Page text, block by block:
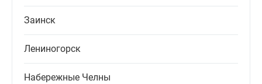
Заинск
Лениногорск
Набережные Челны